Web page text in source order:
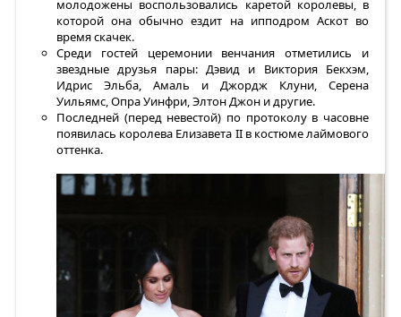
молодожены воспользовались каретой королевы, в
которой она обычно ездит на ипподром Аскот во
время скачек.
Среди гостей церемонии венчания отметились и
звездные друзья пары: Дэвид и Виктория Бекхэм,
Идрис Эльба, Амаль и Джордж Клуни, Серена
Уильямс, Опра Уинфри, Элтон Джон и другие.
Последней (перед невестой) по протоколу в часовне
появилась королева Елизавета II в костюме лаймового
оттенка.